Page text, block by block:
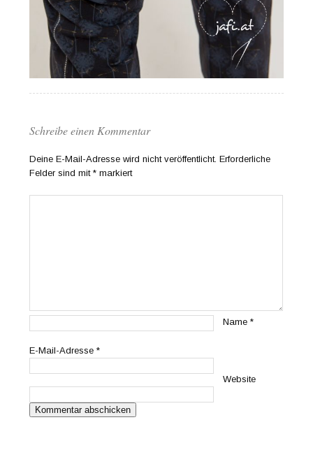
Schreibe einen Kommentar
Deine E-Mail-Adresse wird nicht veröffentlicht. Erforderliche
Felder sind mit* markiert
Name*
E-Mail-Adresse*
Website